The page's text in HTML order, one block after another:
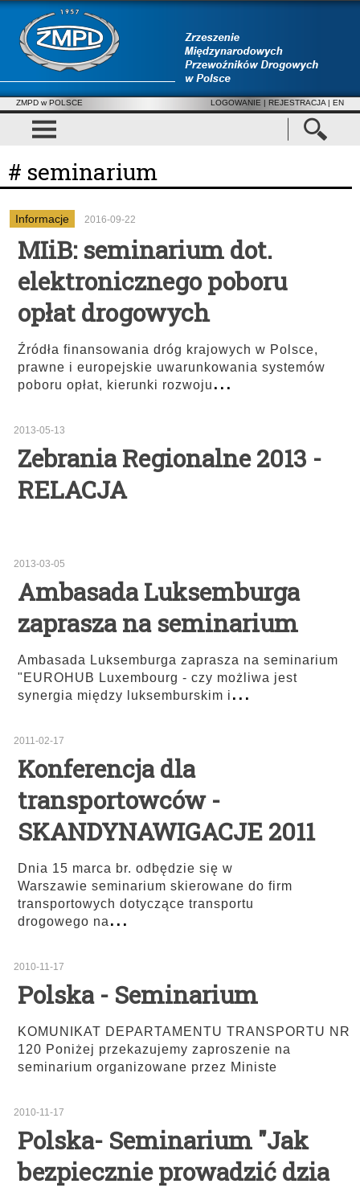
ZMPD w POLSCE LOGOWANIE | REJESTRACJA | EN
# seminarium
Informacje 2016-09-22
MIiB: seminarium dot.
elektronicznego poboru
opłat drogowych
Źródła finansowania dróg krajowych w Polsce,
prawne i europejskie uwarunkowania systemów
poboru opłat, kierunki rozwoju...
2013-05-13
Zebrania Regionalne 2013 -
RELACJA
2013-03-05
Ambasada Luksemburga
zaprasza na seminarium
Ambasada Luksemburga zaprasza na seminarium
"EUROHUB Luxembourg - czy możliwa jest
synergia między luksemburskim i...
2011-02-17
Konferencja dla
transportowców -
SKANDYNAWIGACJE 2011
Dnia 15 marca br. odbędzie się w
Warszawie seminarium skierowane do firm
transportowych dotyczące transportu
drogowego na...
2010-11-17
Polska - Seminarium
KOMUNIKAT DEPARTAMENTU TRANSPORTU NR
120 Poniżej przekazujemy zaproszenie na
seminarium organizowane przez Ministe
2010-11-17
Polska- Seminarium "Jak
bezpiecznie prowadzić dzia